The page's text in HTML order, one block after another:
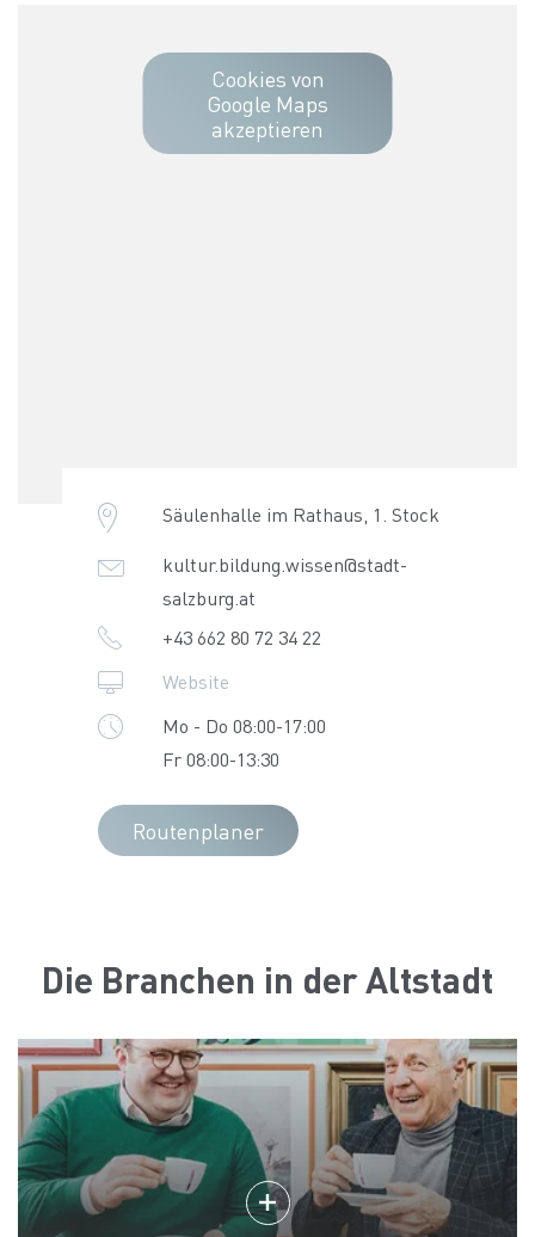
Cookies von
Google Maps
akzeptieren
Säulenhalle im Rathaus, 1. Stock
kultur.bildung.wissen@stadt-
salzburg.at
+43 662 80 72 34 22
Website
Mo - Do 08:00-17:00
Fr 08:00-13:30
Routenplaner
Die Branchen in der Altstadt